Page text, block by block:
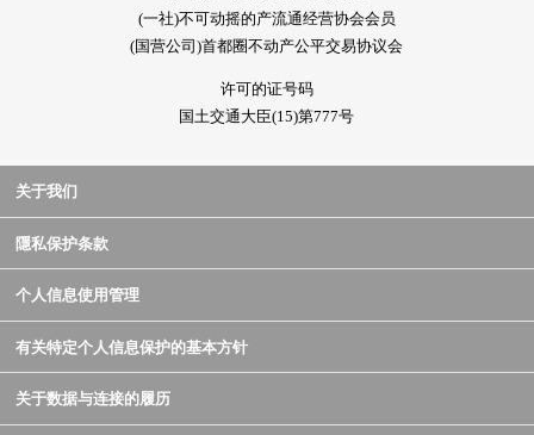
(一社)不可动摇的产流通经营协会会员
(国营公司)首都圈不动产公平交易协议会
许可的证号码
国土交通大臣(15)第777号
关于我们
隱私保护条款
个人信息使用管理
有关特定个人信息保护的基本方针
关于数据与连接的履历